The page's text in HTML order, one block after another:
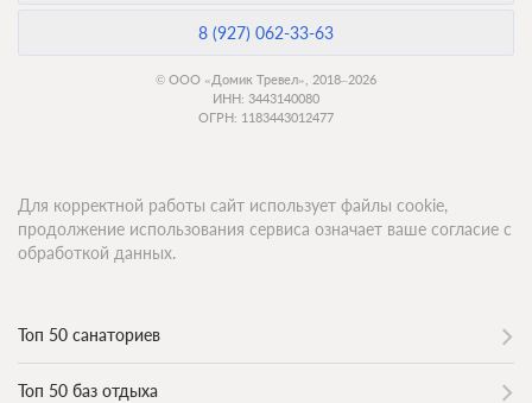
8 (927) 062-33-63
© ООО «Домик Тревел», 2018–2026
ИНН: 3443140080
ОГРН: 1183443012477
Топ 50 санаториев
Топ 50 баз отдыха
Для корректной работы сайт использует файлы cookie,
продолжение использования сервиса означает ваше согласие с
обработкой данных.